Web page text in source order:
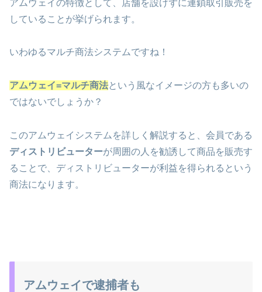
アムウェイの特徴として、店舗を設けずに連鎖取引販売を
していることが挙げられます。
いわゆるマルチ商法システムですね！
アムウェイ=マルチ商法という風なイメージの方も多いの
ではないでしょうか？
このアムウェイシステムを詳しく解説すると、会員である
ディストリビューターが周囲の人を勧誘して商品を販売す
ることで、ディストリビューターが利益を得られるという
商法になります。
アムウェイで逮捕者も